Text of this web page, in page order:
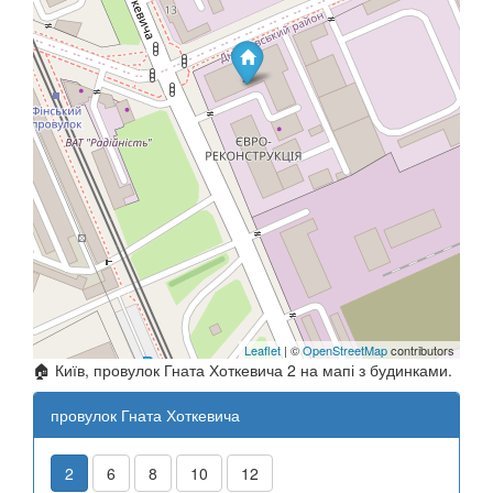
Leaflet | ©OpenStreetMapcontributors
🏠 Київ, провулок Гната Хоткевича 2 на мапі з будинками.
провулок Гната Хоткевича
2 6 8 10 12